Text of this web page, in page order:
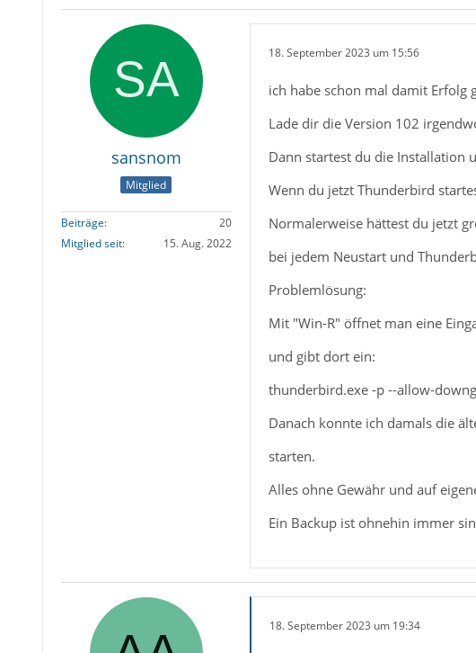
sansnom
Mitglied
Beiträge
20
Mitglied seit
15. Aug. 2022
18. September 2023 um 15:56
ich habe schon mal damit Erfolg
Lade dir die Version 102
Dann startest du die Installation
Wenn du jetzt Thunderbird
Normalerweise hättest du jetzt
bei jedem Neustart und
Problemlösung:
Mit "Win-R" öffnet man eine
und gibt dort ein:
thunderbird.exe -p --allow-
Danach konnte ich damals die
starten.
Alles ohne Gewähr und auf
Ein Backup ist ohnehin immer
18. September 2023 um 19:34